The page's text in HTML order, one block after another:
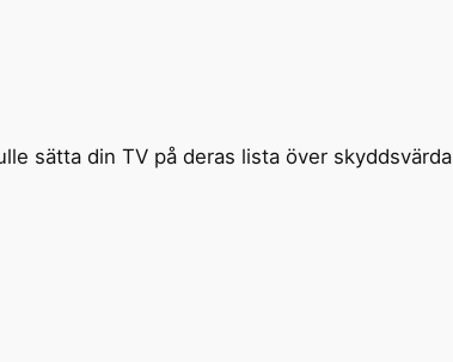
sätta din TV på deras lista över skyddsvärda